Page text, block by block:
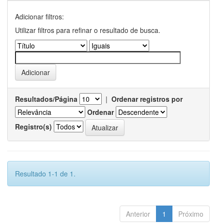
Adicionar filtros:
Utilizar filtros para refinar o resultado de busca.
Resultados/Página | Ordenar registros por
Ordenar
Registro(s)
Resultado 1-1 de 1.
Anterior 1 Próximo